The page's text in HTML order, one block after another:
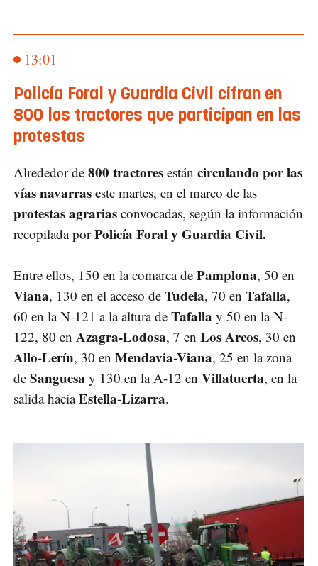
13:01
Policía Foral y Guardia Civil cifran en
800 los tractores que participan en las
protestas
Alrededor de 800 tractores están circulando por las
vías navarras este martes, en el marco de las
protestas agrarias convocadas, según la información
recopilada porPolicía Foral y Guardia Civil.
Entre ellos, 150 en la comarca de Pamplona, 50 en
Viana, 130 en el acceso de Tudela, 70 en Tafalla,
60 en la N-121 a la altura de Tafalla y 50 en la N-
122, 80 en Azagra-Lodosa, 7 en Los Arcos, 30 en
Allo-Lerín, 30 en Mendavia-Viana, 25 en la zona
de Sanguesa y 130 en la A-12 en Villatuerta, en la
salida haciaEstella-Lizarra.